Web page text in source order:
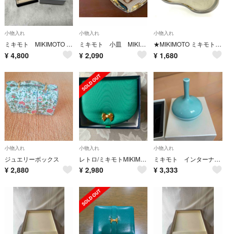
小物入れ
ミキモト MIKIMOTO ジュエリーケース アクセサリーケース ノベルティ
¥ 4,800
小物入れ
ミキモト 小皿 MIKIMOTO
¥ 2,090
小物入れ
★MIKIMOTO ミキモト 2000 ジュエリー アクセサリートレイ
¥ 1,680
小物入れ
ジュエリーボックス
¥ 2,880
小物入れ
レトロ/ミキモトMIKIMOTO／アクセサリーケース
¥ 2,980
小物入れ
ミキモト インターナショナル Mikimoto アクセサリー入れ トレー 箱
¥ 3,333